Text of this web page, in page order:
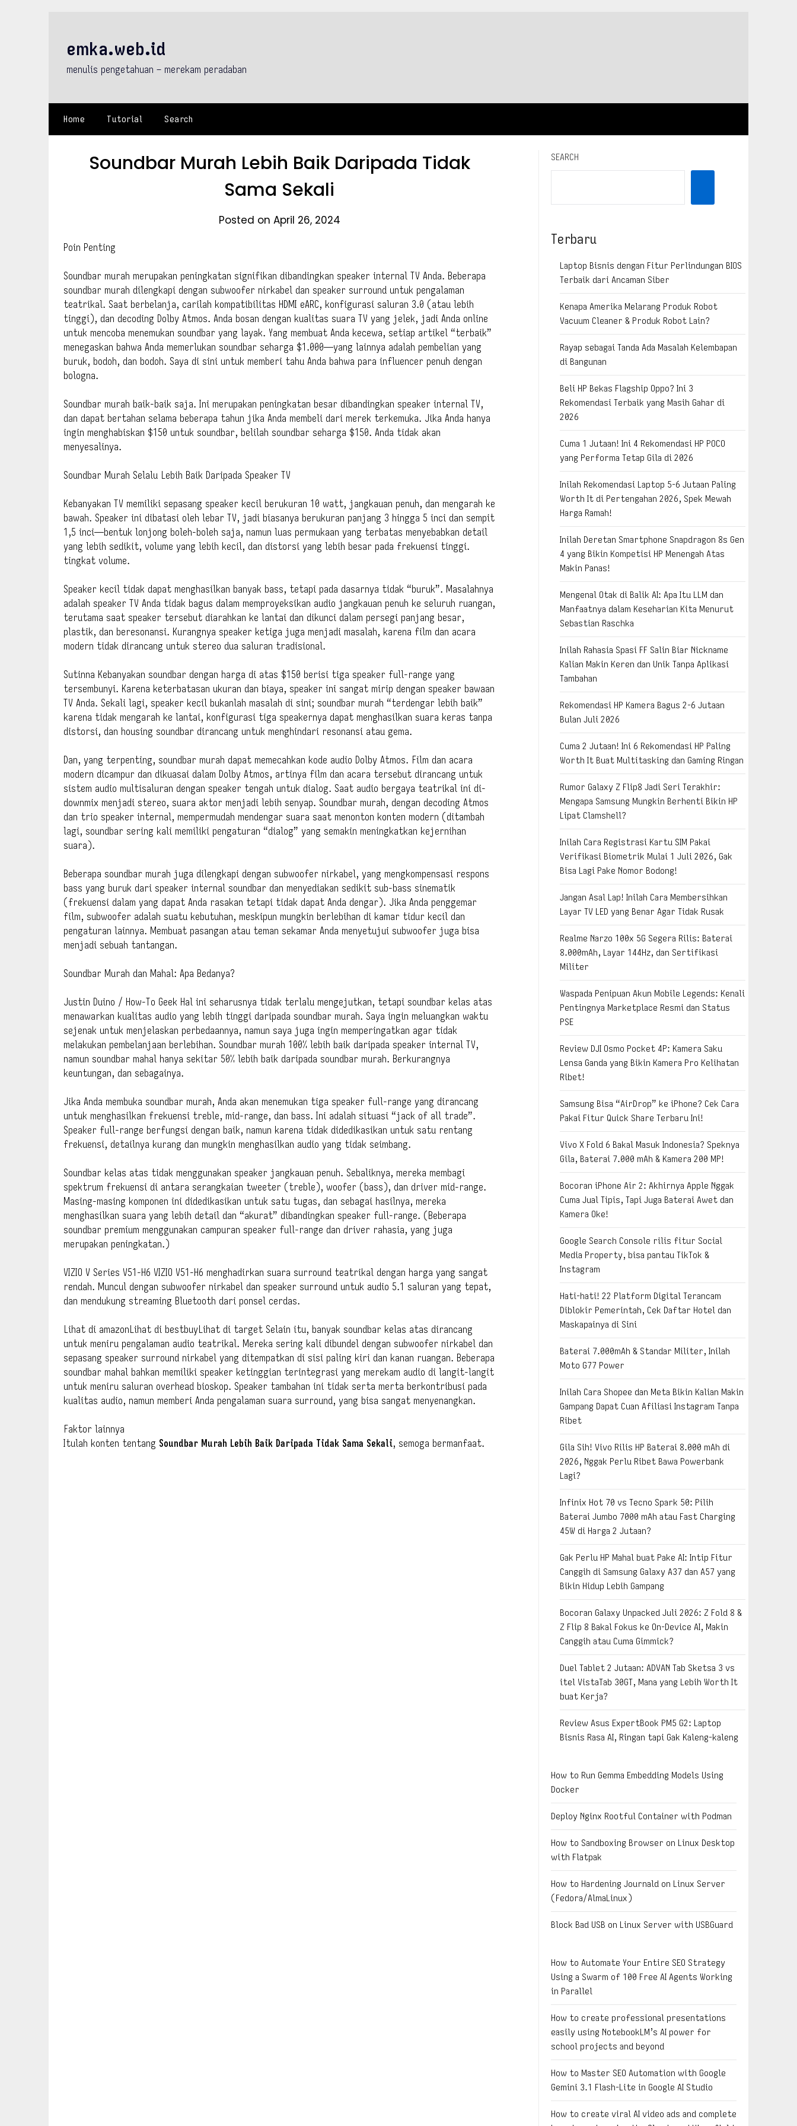
emka.web.id
menulis pengetahuan – merekam peradaban
Home Tutorial Search
Soundbar Murah Lebih Baik Daripada Tidak
Sama Sekali
Posted on April 26, 2024
Poin Penting
Soundbar murah merupakan peningkatan signifikan dibandingkan speaker internal TV Anda. Beberapa
soundbar murah dilengkapi dengan subwoofer nirkabel dan speaker surround untuk pengalaman
teatrikal. Saat berbelanja, carilah kompatibilitas HDMI eARC, konfigurasi saluran 3.0 (atau lebih
tinggi), dan decoding Dolby Atmos. Anda bosan dengan kualitas suara TV yang jelek, jadi Anda online
untuk mencoba menemukan soundbar yang layak. Yang membuat Anda kecewa, setiap artikel “terbaik”
menegaskan bahwa Anda memerlukan soundbar seharga $1.000—yang lainnya adalah pembelian yang
buruk, bodoh, dan bodoh. Saya di sini untuk memberi tahu Anda bahwa para influencer penuh dengan
bologna.
Soundbar murah baik-baik saja. Ini merupakan peningkatan besar dibandingkan speaker internal TV,
dan dapat bertahan selama beberapa tahun jika Anda membeli dari merek terkemuka. Jika Anda hanya
ingin menghabiskan $150 untuk soundbar, belilah soundbar seharga $150. Anda tidak akan
menyesalinya.
Soundbar Murah Selalu Lebih Baik Daripada Speaker TV
Kebanyakan TV memiliki sepasang speaker kecil berukuran 10 watt, jangkauan penuh, dan mengarah ke
bawah. Speaker ini dibatasi oleh lebar TV, jadi biasanya berukuran panjang 3 hingga 5 inci dan sempit
1,5 inci—bentuk lonjong boleh-boleh saja, namun luas permukaan yang terbatas menyebabkan detail
yang lebih sedikit, volume yang lebih kecil, dan distorsi yang lebih besar pada frekuensi tinggi.
tingkat volume.
Speaker kecil tidak dapat menghasilkan banyak bass, tetapi pada dasarnya tidak “buruk”. Masalahnya
adalah speaker TV Anda tidak bagus dalam memproyeksikan audio jangkauan penuh ke seluruh ruangan,
terutama saat speaker tersebut diarahkan ke lantai dan dikunci dalam persegi panjang besar,
plastik, dan beresonansi. Kurangnya speaker ketiga juga menjadi masalah, karena film dan acara
modern tidak dirancang untuk stereo dua saluran tradisional.
Sutinna Kebanyakan soundbar dengan harga di atas $150 berisi tiga speaker full-range yang
tersembunyi. Karena keterbatasan ukuran dan biaya, speaker ini sangat mirip dengan speaker bawaan
TV Anda. Sekali lagi, speaker kecil bukanlah masalah di sini; soundbar murah “terdengar lebih baik”
karena tidak mengarah ke lantai, konfigurasi tiga speakernya dapat menghasilkan suara keras tanpa
distorsi, dan housing soundbar dirancang untuk menghindari resonansi atau gema.
Dan, yang terpenting, soundbar murah dapat memecahkan kode audio Dolby Atmos. Film dan acara
modern dicampur dan dikuasai dalam Dolby Atmos, artinya film dan acara tersebut dirancang untuk
sistem audio multisaluran dengan speaker tengah untuk dialog. Saat audio bergaya teatrikal ini di-
downmix menjadi stereo, suara aktor menjadi lebih senyap. Soundbar murah, dengan decoding Atmos
dan trio speaker internal, mempermudah mendengar suara saat menonton konten modern (ditambah
lagi, soundbar sering kali memiliki pengaturan “dialog” yang semakin meningkatkan kejernihan
suara).
Beberapa soundbar murah juga dilengkapi dengan subwoofer nirkabel, yang mengkompensasi respons
bass yang buruk dari speaker internal soundbar dan menyediakan sedikit sub-bass sinematik
(frekuensi dalam yang dapat Anda rasakan tetapi tidak dapat Anda dengar). Jika Anda penggemar
film, subwoofer adalah suatu kebutuhan, meskipun mungkin berlebihan di kamar tidur kecil dan
pengaturan lainnya. Membuat pasangan atau teman sekamar Anda menyetujui subwoofer juga bisa
menjadi sebuah tantangan.
Soundbar Murah dan Mahal: Apa Bedanya?
Justin Duino / How-To Geek Hal ini seharusnya tidak terlalu mengejutkan, tetapi soundbar kelas atas
menawarkan kualitas audio yang lebih tinggi daripada soundbar murah. Saya ingin meluangkan waktu
sejenak untuk menjelaskan perbedaannya, namun saya juga ingin memperingatkan agar tidak
melakukan pembelanjaan berlebihan. Soundbar murah 100% lebih baik daripada speaker internal TV,
namun soundbar mahal hanya sekitar 50% lebih baik daripada soundbar murah. Berkurangnya
keuntungan, dan sebagainya.
Jika Anda membuka soundbar murah, Anda akan menemukan tiga speaker full-range yang dirancang
untuk menghasilkan frekuensi treble, mid-range, dan bass. Ini adalah situasi “jack of all trade”.
Speaker full-range berfungsi dengan baik, namun karena tidak didedikasikan untuk satu rentang
frekuensi, detailnya kurang dan mungkin menghasilkan audio yang tidak seimbang.
Soundbar kelas atas tidak menggunakan speaker jangkauan penuh. Sebaliknya, mereka membagi
spektrum frekuensi di antara serangkaian tweeter (treble), woofer (bass), dan driver mid-range.
Masing-masing komponen ini didedikasikan untuk satu tugas, dan sebagai hasilnya, mereka
menghasilkan suara yang lebih detail dan “akurat” dibandingkan speaker full-range. (Beberapa
soundbar premium menggunakan campuran speaker full-range dan driver rahasia, yang juga
merupakan peningkatan.)
VIZIO V Series V51-H6 VIZIO V51-H6 menghadirkan suara surround teatrikal dengan harga yang sangat
rendah. Muncul dengan subwoofer nirkabel dan speaker surround untuk audio 5.1 saluran yang tepat,
dan mendukung streaming Bluetooth dari ponsel cerdas.
Lihat di amazonLihat di bestbuyLihat di target Selain itu, banyak soundbar kelas atas dirancang
untuk meniru pengalaman audio teatrikal. Mereka sering kali dibundel dengan subwoofer nirkabel dan
sepasang speaker surround nirkabel yang ditempatkan di sisi paling kiri dan kanan ruangan. Beberapa
soundbar mahal bahkan memiliki speaker ketinggian terintegrasi yang merekam audio di langit-langit
untuk meniru saluran overhead bioskop. Speaker tambahan ini tidak serta merta berkontribusi pada
kualitas audio, namun memberi Anda pengalaman suara surround, yang bisa sangat menyenangkan.
Faktor lainnya
Itulah konten tentang Soundbar Murah Lebih Baik Daripada Tidak Sama Sekali, semoga bermanfaat.
SEARCH
Terbaru
Laptop Bisnis dengan Fitur Perlindungan BIOS
Terbaik dari Ancaman Siber
Kenapa Amerika Melarang Produk Robot
Vacuum Cleaner & Produk Robot Lain?
Rayap sebagai Tanda Ada Masalah Kelembapan
di Bangunan
Beli HP Bekas Flagship Oppo? Ini 3
Rekomendasi Terbaik yang Masih Gahar di
2026
Cuma 1 Jutaan! Ini 4 Rekomendasi HP POCO
yang Performa Tetap Gila di 2026
Inilah Rekomendasi Laptop 5-6 Jutaan Paling
Worth It di Pertengahan 2026, Spek Mewah
Harga Ramah!
Inilah Deretan Smartphone Snapdragon 8s Gen
4 yang Bikin Kompetisi HP Menengah Atas
Makin Panas!
Mengenal Otak di Balik AI: Apa Itu LLM dan
Manfaatnya dalam Keseharian Kita Menurut
Sebastian Raschka
Inilah Rahasia Spasi FF Salin Biar Nickname
Kalian Makin Keren dan Unik Tanpa Aplikasi
Tambahan
Rekomendasi HP Kamera Bagus 2-6 Jutaan
Bulan Juli 2026
Cuma 2 Jutaan! Ini 6 Rekomendasi HP Paling
Worth It Buat Multitasking dan Gaming Ringan
Rumor Galaxy Z Flip8 Jadi Seri Terakhir:
Mengapa Samsung Mungkin Berhenti Bikin HP
Lipat Clamshell?
Inilah Cara Registrasi Kartu SIM Pakai
Verifikasi Biometrik Mulai 1 Juli 2026, Gak
Bisa Lagi Pake Nomor Bodong!
Jangan Asal Lap! Inilah Cara Membersihkan
Layar TV LED yang Benar Agar Tidak Rusak
Realme Narzo 100x 5G Segera Rilis: Baterai
8.000mAh, Layar 144Hz, dan Sertifikasi
Militer
Waspada Penipuan Akun Mobile Legends: Kenali
Pentingnya Marketplace Resmi dan Status
PSE
Review DJI Osmo Pocket 4P: Kamera Saku
Lensa Ganda yang Bikin Kamera Pro Kelihatan
Ribet!
Samsung Bisa “AirDrop” ke iPhone? Cek Cara
Pakai Fitur Quick Share Terbaru Ini!
Vivo X Fold 6 Bakal Masuk Indonesia? Speknya
Gila, Baterai 7.000 mAh & Kamera 200 MP!
Bocoran iPhone Air 2: Akhirnya Apple Nggak
Cuma Jual Tipis, Tapi Juga Baterai Awet dan
Kamera Oke!
Google Search Console rilis fitur Social
Media Property, bisa pantau TikTok &
Instagram
Hati-hati! 22 Platform Digital Terancam
Diblokir Pemerintah, Cek Daftar Hotel dan
Maskapainya di Sini
Baterai 7.000mAh & Standar Militer, Inilah
Moto G77 Power
Inilah Cara Shopee dan Meta Bikin Kalian Makin
Gampang Dapat Cuan Afiliasi Instagram Tanpa
Ribet
Gila Sih! Vivo Rilis HP Baterai 8.000 mAh di
2026, Nggak Perlu Ribet Bawa Powerbank
Lagi?
Infinix Hot 70 vs Tecno Spark 50: Pilih
Baterai Jumbo 7000 mAh atau Fast Charging
45W di Harga 2 Jutaan?
Gak Perlu HP Mahal buat Pake AI: Intip Fitur
Canggih di Samsung Galaxy A37 dan A57 yang
Bikin Hidup Lebih Gampang
Bocoran Galaxy Unpacked Juli 2026: Z Fold 8 &
Z Flip 8 Bakal Fokus ke On-Device AI, Makin
Canggih atau Cuma Gimmick?
Duel Tablet 2 Jutaan: ADVAN Tab Sketsa 3 vs
itel VistaTab 30GT, Mana yang Lebih Worth It
buat Kerja?
Review Asus ExpertBook PM5 G2: Laptop
Bisnis Rasa AI, Ringan tapi Gak Kaleng-kaleng
How to Run Gemma Embedding Models Using
Docker
Deploy Nginx Rootful Container with Podman
How to Sandboxing Browser on Linux Desktop
with Flatpak
How to Hardening Journald on Linux Server
(Fedora/AlmaLinux)
Block Bad USB on Linux Server with USBGuard
How to Automate Your Entire SEO Strategy
Using a Swarm of 100 Free AI Agents Working
in Parallel
How to create professional presentations
easily using NotebookLM’s AI power for
school projects and beyond
How to Master SEO Automation with Google
Gemini 3.1 Flash-Lite in Google AI Studio
How to create viral AI video ads and complete